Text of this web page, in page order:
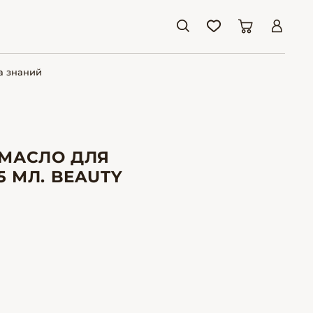
знаний
ДЛЯ
BEAUTY